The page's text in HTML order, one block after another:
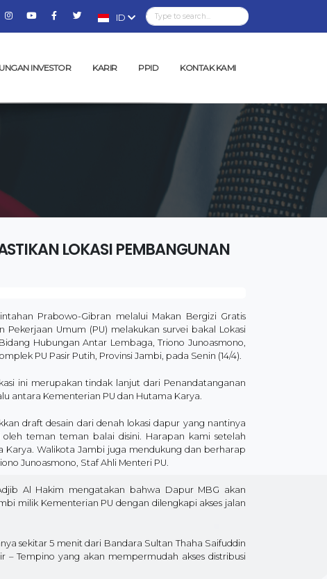
ID
INVESTOR KARIR PPID KONTAK KAMI
LOKASI PEMBANGUNAN
Prabowo-Gibran melalui Makan Bergizi Gratis
Pekerjaan Umum (PU) melakukan survei bakal Lokasi
Hubungan Antar Lembaga, Triono Junoasmono,
PU Pasir Putih, Provinsi Jambi, pada Senin (14/4).
ini merupakan tindak lanjut dari Penandatanganan
antara Kementerian PU dan Hutama Karya.
draft desain dari denah lokasi dapur yang nantinya
teman teman balai disini. Harapan kami setelah
Karya. Walikota Jambi juga mendukung dan berharap
Junoasmono, Staf Ahli Menteri PU.
Al Hakim mengatakan bahwa Dapur MBG akan
milik Kementerian PU dengan dilengkapi akses jalan
sekitar 5 menit dari Bandara Sultan Thaha Saifuddin
Tempino yang akan mempermudah akses distribusi